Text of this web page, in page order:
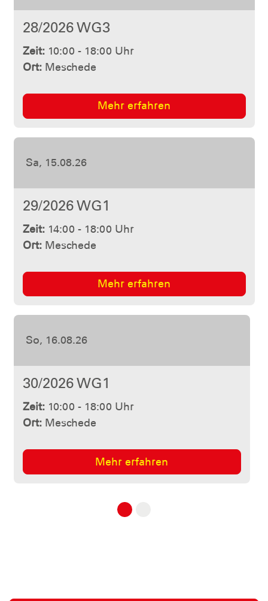
32/2026 WG2
Zeit:10:00 - 18:00 Uhr
Ort:Meschede
Mehr erfahren
Sa, 29.08.26
33/2026 WG3
Zeit:14:00 - 18:00 Uhr
Ort:Meschede
Mehr erfahren
So, 30.08.26
34/2026 WG3
Zeit:10:00 - 18:00 Uhr
Ort:Meschede
Mehr erfahren